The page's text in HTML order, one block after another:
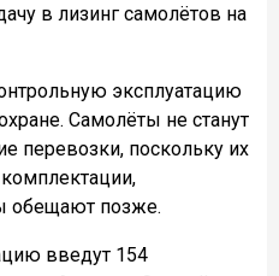
в лизинг самолётов на
эксплуатацию
Самолёты не станут
перевозки, поскольку их
обещают позже.
введут 154